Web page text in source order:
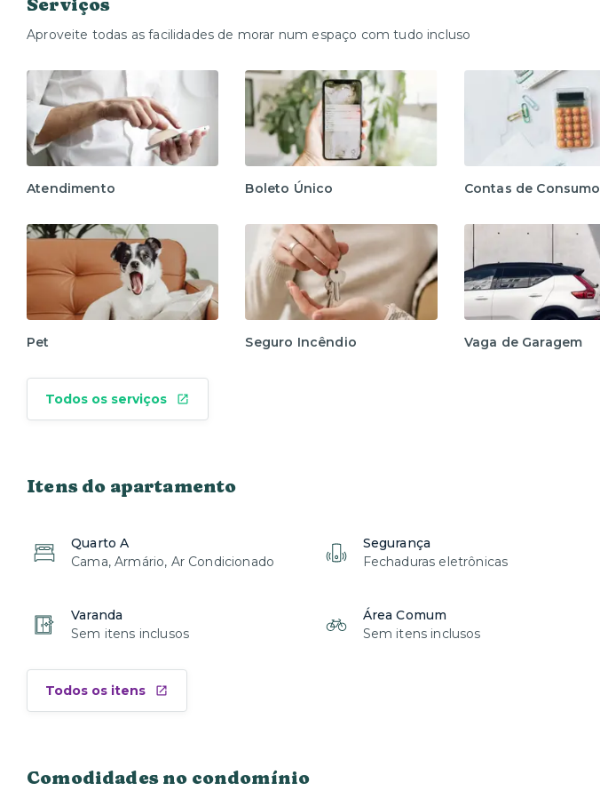
Aproveite todas as facilidades de morar num espaço com tudo incluso
Atendimento Boleto Único Contas de Consumo
Pet Seguro Incêndio Vaga de Garagem
Todos os serviços
Itens do apartamento
Quarto A
Cama, Armário, Ar Condicionado
Segurança
Fechaduras eletrônicas
Varanda
Sem itens inclusos
Área Comum
Sem itens inclusos
Todos os itens
Comodidades no condomínio